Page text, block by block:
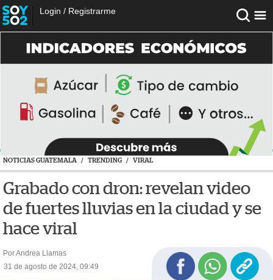
Login / Registrarme
NOTICIAS GUATEMALA / TRENDING / VIRAL
Grabado con dron: revelan video
de fuertes lluvias en la ciudad y se
hace viral
Por Andrea Llamas
31 de agosto de 2024, 09:49